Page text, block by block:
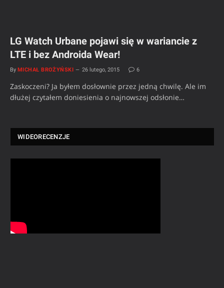
LG Watch Urbane pojawi się w wariancie z
LTE i bez Androida Wear!
By MICHAŁ BROŻYŃSKI 26 lutego, 2015 6
Zaskoczeni? Ja byłem dosłownie przez jedną chwilę. Ale im
dłużej czytałem doniesienia o najnowszej odsłonie…
WIDEORECENZJE